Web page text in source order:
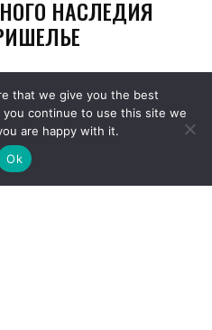
that we give you the best
continue to use this site we
are happy with it.
Ok